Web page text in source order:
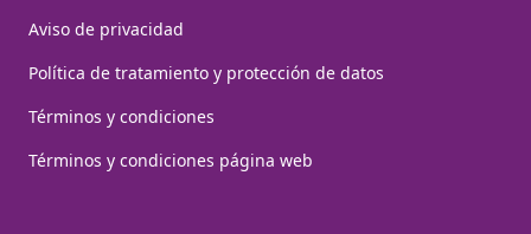
Aviso de privacidad
Política de tratamiento y protección de datos
Términos y condiciones
Términos y condiciones página web